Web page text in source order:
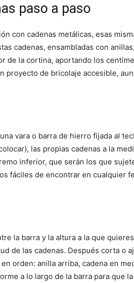
paso a paso
con cadenas metálicas, esas
cadenas, ensambladas con
de la cortina, aportando los
proyecto de bricolaje accesible,
vara o barra de hierro fijada al
las propias cadenas a la
inferior, que serán los que
fáciles de encontrar en cualquier
la barra y la altura a la que
de las cadenas. Después corta o
orden: anilla arriba, cadena en
a lo largo de la barra para que